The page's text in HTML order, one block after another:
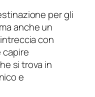
per gli
anche un
con
capire
si trova in
e